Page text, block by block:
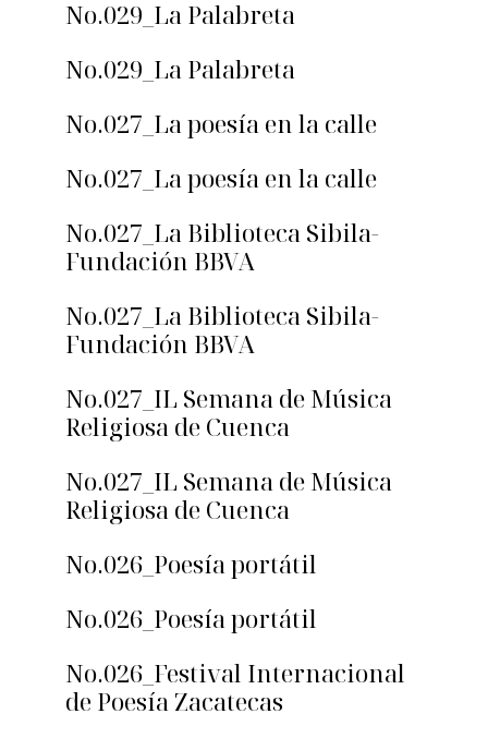
No.029_La Palabreta
No.029_La Palabreta
No.027_La poesía en la calle
No.027_La poesía en la calle
No.027_La Biblioteca Sibila-
Fundación BBVA
No.027_La Biblioteca Sibila-
Fundación BBVA
No.027_IL Semana de Música
Religiosa de Cuenca
No.027_IL Semana de Música
Religiosa de Cuenca
No.026_Poesía portátil
No.026_Poesía portátil
No.026_Festival Internacional
de Poesía Zacatecas